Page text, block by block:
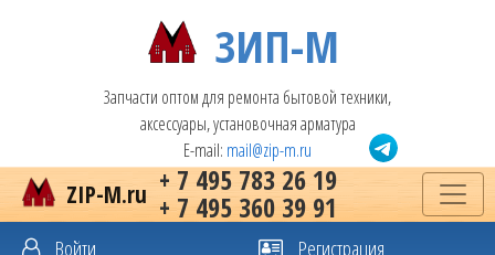
ЗИП-М
Запчасти оптом для ремонта бытовой техники,
аксессуары, установочная арматура
E-mail: mail@zip-m.ru
+ 7 495 783 26 19
+ 7 495 360 39 91
ZIP-M.ru
Войти Регистрация